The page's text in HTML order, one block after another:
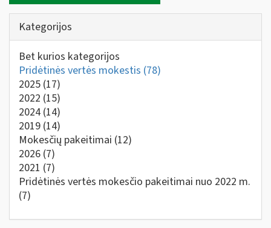
Kategorijos
Bet kurios kategorijos
Pridėtinės vertės mokestis (78)
2025 (17)
2022 (15)
2024 (14)
2019 (14)
Mokesčių pakeitimai (12)
2026 (7)
2021 (7)
Pridėtinės vertės mokesčio pakeitimai nuo 2022 m.
(7)